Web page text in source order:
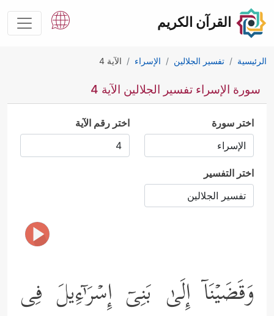
القرآن الكريم
الرئيسية تفسير الجلالين الإسراء الآية 4
سورة الإسراء تفسير الجلالين الآية 4
اختر سورة اختر رقم الآية
اختر التفسير
وَقَضَیۡنَاۤ إِلَىٰ بَنِیۤ إِسۡرَ ٰ⁠ۤءِیلَ فِی